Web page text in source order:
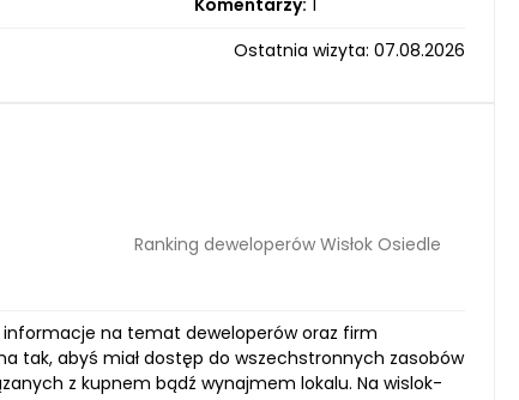
Komentarzy: 1
Ostatnia wizyta: 07.08.2026
Ranking deweloperów Wisłok Osiedle
na temat deweloperów oraz firm
tak, abyś miał dostęp do wszechstronnych zasobów
z kupnem bądź wynajmem lokalu. Na wislok-